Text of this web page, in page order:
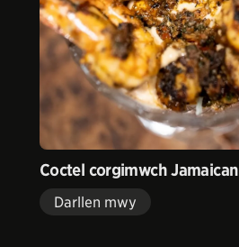
Coctel corgimwch Jamaican
Darllen mwy